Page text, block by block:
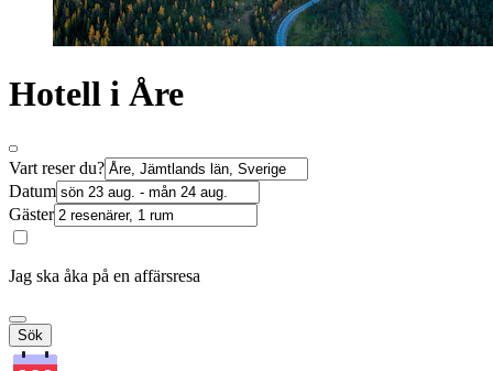
Hotell i Åre
Vart reser du?
Datum
Gäster
Jag ska åka på en affärsresa
Sök